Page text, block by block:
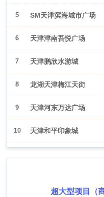
5 SM天津滨海城市广场
6 天津津南吾悦广场
7 天津鹏欣水游城
8 龙湖天津梅江天街
9 天津河东万达广场
10 天津和平印象城
超大型项目（